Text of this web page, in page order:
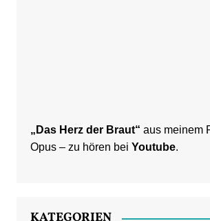
„Das Herz der Braut“ aus meinem
Opus – zu hören bei Youtube.